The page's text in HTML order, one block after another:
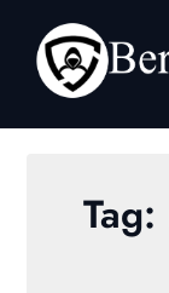
content
Tag: